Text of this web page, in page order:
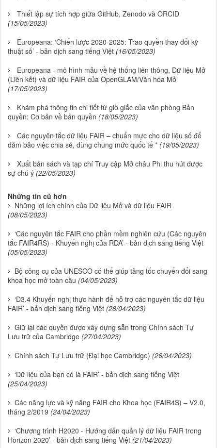
Thiết lập sự tích hợp giữa GitHub, Zenodo và ORCID
(15/05/2023)
Europeana: ‘Chiến lược 2020-2025: Trao quyền thay đổi kỹ
thuật số’ - bản dịch sang tiếng Việt (16/05/2023)
Europeana - mô hình mẫu về hệ thống liên thông, Dữ liệu Mở
(Liên kết) và dữ liệu FAIR của OpenGLAM/Văn hóa Mở
(17/05/2023)
Khám phá thông tin chi tiết từ giờ giấc của văn phòng Bản
quyền: Cơ bản về bản quyền (18/05/2023)
Các nguyên tắc dữ liệu FAIR – chuẩn mực cho dữ liệu số để
đảm bảo việc chia sẻ, dùng chung mức quốc tế * (19/05/2023)
Xuất bản sách và tạp chí Truy cập Mở châu Phi thu hút được
sự chú ý (22/05/2023)
Những tin cũ hơn
Những lợi ích chính của Dữ liệu Mở và dữ liệu FAIR
(08/05/2023)
‘Các nguyên tắc FAIR cho phần mềm nghiên cứu (Các nguyên
tắc FAIR4RS) - Khuyến nghị của RDA’ - bản dịch sang tiếng Việt
(05/05/2023)
Bộ công cụ của UNESCO có thể giúp tăng tốc chuyển đổi sang
khoa học mở toàn cầu (04/05/2023)
‘D3.4 Khuyến nghị thực hành để hỗ trợ các nguyên tắc dữ liệu
FAIR’ - bản dịch sang tiếng Việt (28/04/2023)
Giữ lại các quyền được xây dựng sẵn trong Chính sách Tự
Lưu trữ của Cambridge (27/04/2023)
Chính sách Tự Lưu trữ (Đại học Cambridge) (26/04/2023)
‘Dữ liệu của bạn có là FAIR’ - bản dịch sang tiếng Việt
(25/04/2023)
Các năng lực và kỹ năng FAIR cho Khoa học (FAIR4S) – V2.0,
tháng 2/2019 (24/04/2023)
‘Chương trình H2020 - Hướng dẫn quản lý dữ liệu FAIR trong
Horizon 2020’ - bản dịch sang tiếng Việt (21/04/2023)